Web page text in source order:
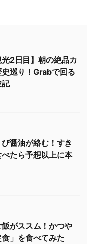
光2日目】朝の絶品カ
巡り！Grabで回る
記
醤油が絡む！すき
たら予想以上に本
がススム！かつや
」を食べてみた